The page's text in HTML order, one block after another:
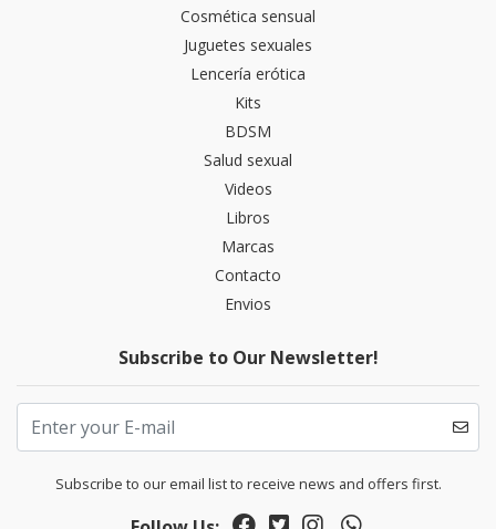
Cosmética sensual
Juguetes sexuales
Lencería erótica
Kits
BDSM
Salud sexual
Videos
Libros
Marcas
Contacto
Envios
Subscribe to Our Newsletter!
Subscribe to our email list to receive news and offers first.